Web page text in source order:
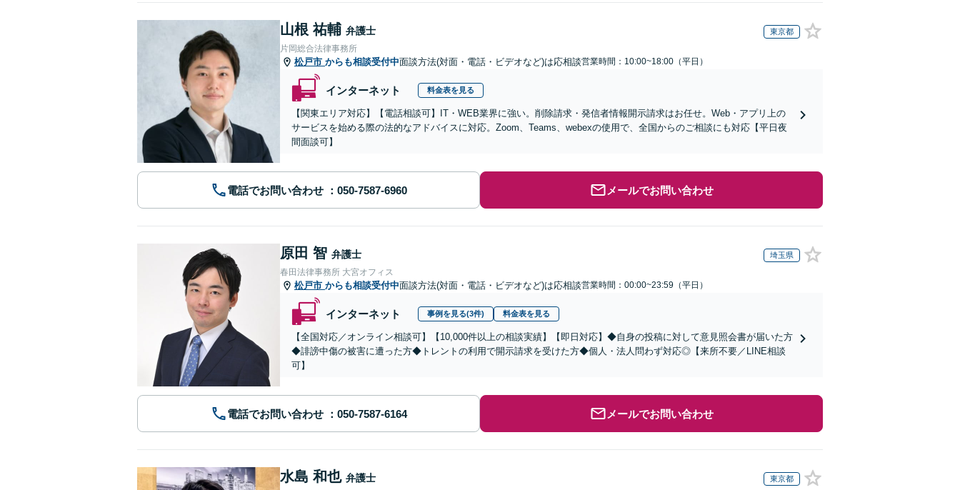
山根 祐輔 弁護士 東京都
片岡総合法律事務所
松戸市 からも相談受付中面談方法(対面・電話・ビデオなど)は応相談営業時間：10:00~18:00（平日）
インターネット 料金表を見る
【関東エリア対応】【電話相談可】IT・WEB業界に強い。削除請求・発信者情報開示請求はお任せ。Web・アプリ上の
サービスを始める際の法的なアドバイスに対応。Zoom、Teams、webexの使用で、全国からのご相談にも対応【平日夜
間面談可】
電話でお問い合わせ メールでお問い合わせ
原田 智 弁護士 埼玉県
春田法律事務所 大宮オフィス
松戸市 からも相談受付中面談方法(対面・電話・ビデオなど)は応相談営業時間：00:00~23:59（平日）
インターネット 事例を見る(3件) 料金表を見る
【全国対応／オンライン相談可】【10,000件以上の相談実績】【即日対応】◆自身の投稿に対して意見照会書が届いた方
◆誹謗中傷の被害に遭った方◆トレントの利用で開示請求を受けた方◆個人・法人問わず対応◎【来所不要／LINE相談
可】
電話でお問い合わせ メールでお問い合わせ
水島 和也 弁護士 東京都